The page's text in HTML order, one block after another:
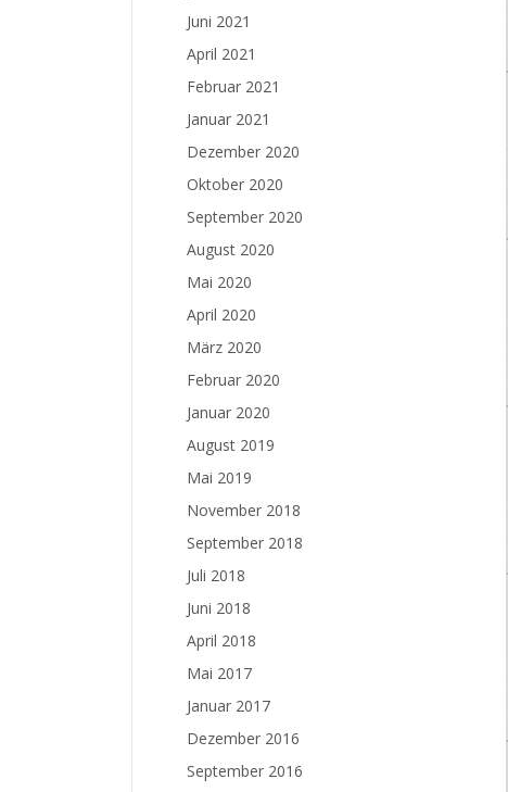
Juni 2021
April 2021
Februar 2021
Januar 2021
Dezember 2020
Oktober 2020
September 2020
August 2020
Mai 2020
April 2020
März 2020
Februar 2020
Januar 2020
August 2019
Mai 2019
November 2018
September 2018
Juli 2018
Juni 2018
April 2018
Mai 2017
Januar 2017
Dezember 2016
September 2016